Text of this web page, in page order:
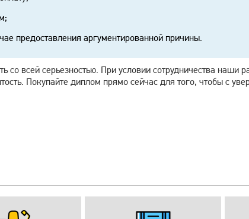
предоставления аргументированной причины.
всей серьезностью. При условии сотрудничества наши
Покупайте диплом прямо сейчас для того, чтобы с